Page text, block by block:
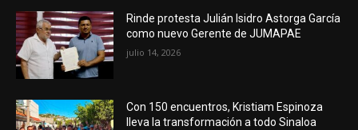
Rinde protesta Julián Isidro Astorga García
como nuevo Gerente de JUMAPAE
julio 14, 2026
Con 150 encuentros, Kristiam Espinoza
lleva la transformación a todo Sinaloa